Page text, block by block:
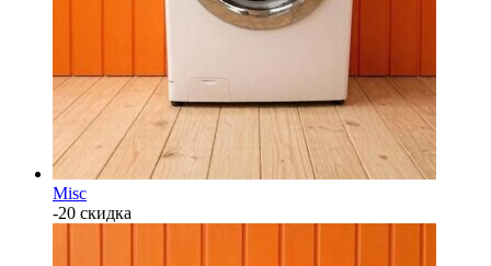
Misc
-20 скидка